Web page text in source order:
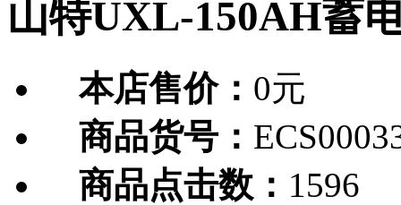
山特UXL-150AH蓄
本店售价： 0元
商品货号：
商品点击数： 1596